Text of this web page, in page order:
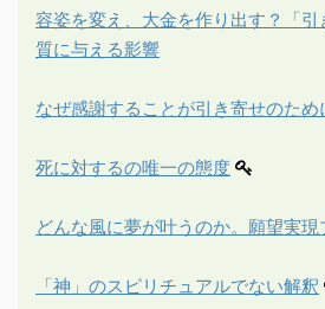
容姿を変え、大金を作り出す？「
質に与える影響
なぜ感謝することが引き寄せのため
死に対するの唯一の態度
どんな風に夢が叶うのか。願望実
「神」のスピリチュアルでない解釈